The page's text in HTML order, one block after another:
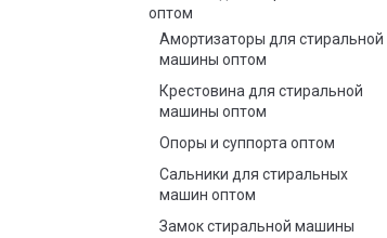
оптом
Амортизаторы для стиральной
машины оптом
Крестовина для стиральной
машины оптом
Опоры и суппорта оптом
Сальники для стиральных
машин оптом
Замок стиральной машины